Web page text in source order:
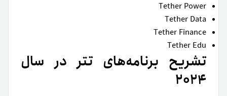
Tether Power
Tether Data
Tether Finance
Tether Edu
تشریح برنامه‌های تتر در سال
۲۰۲۴